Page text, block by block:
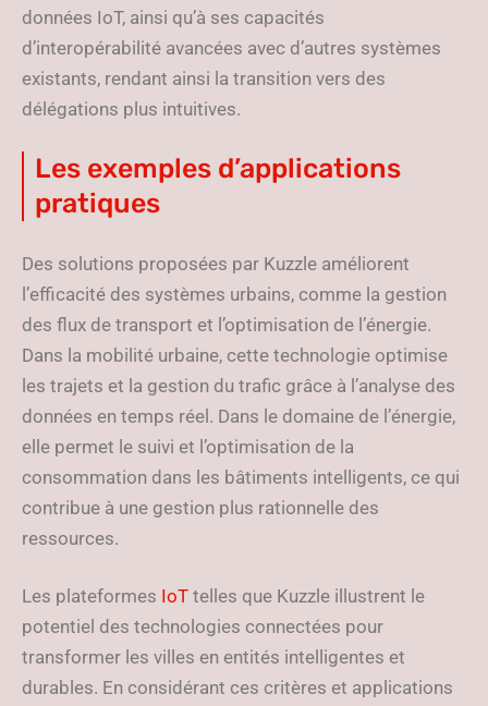
données IoT, ainsi qu’à ses capacités
d’interopérabilité avancées avec d’autres systèmes
existants, rendant ainsi la transition vers des
délégations plus intuitives.
Les exemples d’applications
pratiques
Des solutions proposées par Kuzzle améliorent
l’efficacité des systèmes urbains, comme la gestion
des flux de transport et l’optimisation de l’énergie.
Dans la mobilité urbaine, cette technologie optimise
les trajets et la gestion du trafic grâce à l’analyse des
données en temps réel. Dans le domaine de l’énergie,
elle permet le suivi et l’optimisation de la
consommation dans les bâtiments intelligents, ce qui
contribue à une gestion plus rationnelle des
ressources.
Les plateformes IoT telles que Kuzzle illustrent le
potentiel des technologies connectées pour
transformer les villes en entités intelligentes et
durables. En considérant ces critères et applications